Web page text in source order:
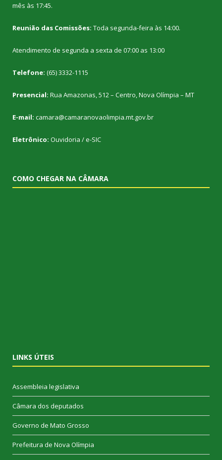
mês às 17:45.
Reunião das Comissões: Toda segunda-feira às 14:00.
Atendimento de segunda a sexta de 07:00 as 13:00
Telefone: (65) 3332-1115
Presencial: Rua Amazonas, 512 – Centro, Nova Olímpia – MT
E-mail: camara@camaranovaolimpia.mt.gov.br
Eletrônico: Ouvidoria /e-SIC
COMO CHEGAR NA CÂMARA
LINKS ÚTEIS
Assembleia legislativa
Câmara dos deputados
Governo de Mato Grosso
Prefeitura de Nova Olímpia